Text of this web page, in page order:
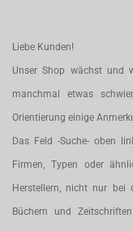
Liebe Kunden!
Unser Shop wächst und
manchmal etwas
Orientierung einige
Das Feld -Suche- oben
Firmen, Typen oder
Herstellern, nicht nur bei
Büchern und